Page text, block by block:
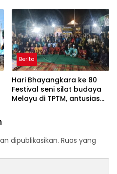
Berita
Hari Bhayangkara ke 80
Festival seni silat budaya
Melayu di TPTM, antusias
kabupaten Rohil
dipublikasikan. Ruas yang